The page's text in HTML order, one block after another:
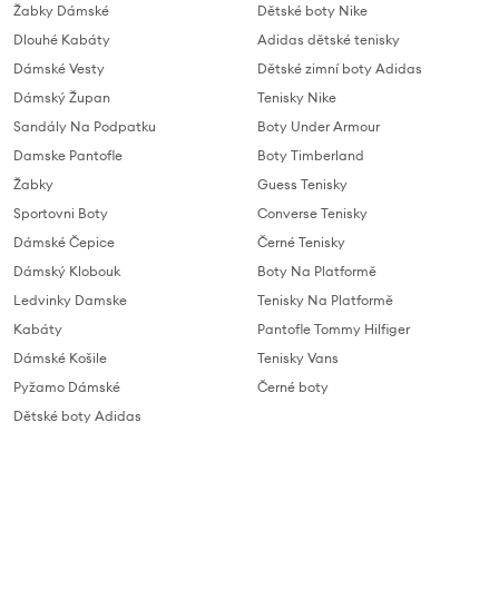
Žabky Dámské
Dlouhé Kabáty
Dámské Vesty
Dámský Župan
Sandály Na Podpatku
Damske Pantofle
Žabky
Sportovni Boty
Dámské Čepice
Dámský Klobouk
Ledvinky Damske
Kabáty
Dámské Košile
Pyžamo Dámské
Dětské boty Adidas
Dětské boty Nike
Adidas dětské tenisky
Dětské zimní boty Adidas
Tenisky Nike
Boty Under Armour
Boty Timberland
Guess Tenisky
Converse Tenisky
Černé Tenisky
Boty Na Platformě
Tenisky Na Platformě
Pantofle Tommy Hilfiger
Tenisky Vans
Černé boty